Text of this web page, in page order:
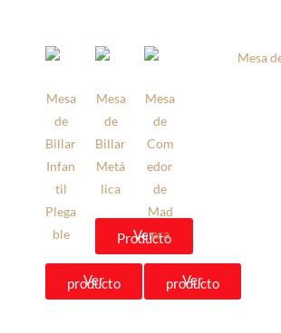
Mesa
de
Billar
Infan
til
Plega
ble
Ver
producto
Mesa
de
Billar
Metá
lica
Ver
Producto
Mesa
de
Com
edor
de
Mad
era
Ver
producto